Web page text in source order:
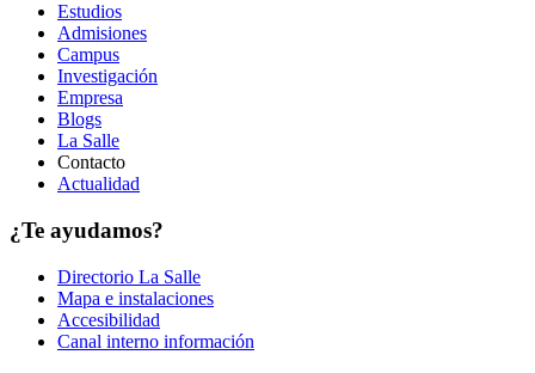
Estudios
Admisiones
Campus
Investigación
Empresa
Blogs
La Salle
Contacto
Actualidad
¿Te ayudamos?
Directorio La Salle
Mapa e instalaciones
Accesibilidad
Canal interno información